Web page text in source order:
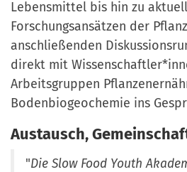
Lebensmittel bis hin zu
Forschungsansätzen der
anschließenden
direkt mit
Arbeitsgruppen
Bodenbiogeochemie ins
Austausch,
"Die Slow Food Youth